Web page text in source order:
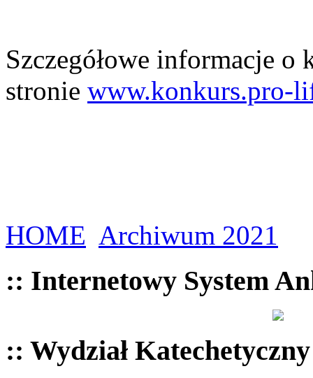
Szczegółowe informacje
stronie www.konkurs.pro-
HOME Archiwum 2021
:: Internetowy System
:: Wydział Katechetyczny